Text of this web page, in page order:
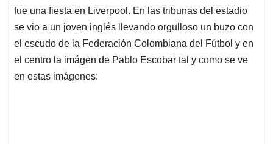
p
p
o
k
I
n
s
fue una fiesta en Liverpool. En las tribunas del estadio
se vio a un joven inglés llevando orgulloso un buzo con
el escudo de la Federación Colombiana del Fútbol y en
el centro la imágen de Pablo Escobar tal y como se ve
en estas imágenes: